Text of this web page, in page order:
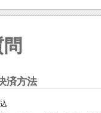
済方法